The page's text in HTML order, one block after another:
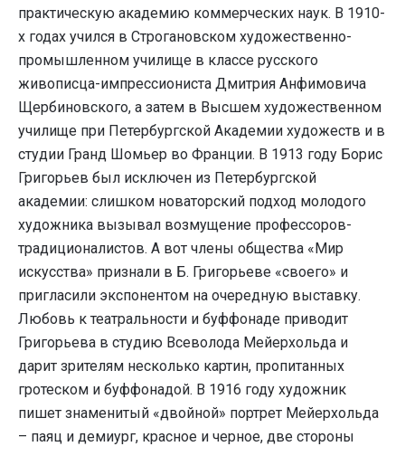
практическую академию коммерческих наук. В 1910-
х годах учился в Строгановском художественно-
промышленном училище в классе русского
живописца-импрессиониста Дмитрия Анфимовича
Щербиновского, а затем в Высшем художественном
училище при Петербургской Академии художеств и в
студии Гранд Шомьер во Франции. В 1913 году Борис
Григорьев был исключен из Петербургской
академии: слишком новаторский подход молодого
художника вызывал возмущение профессоров-
традиционалистов. А вот члены общества «Мир
искусства» признали в Б. Григорьеве «своего» и
пригласили экспонентом на очередную выставку.
Любовь к театральности и буффонаде приводит
Григорьева в студию Всеволода Мейерхольда и
дарит зрителям несколько картин, пропитанных
гротеском и буффонадой. В 1916 году художник
пишет знаменитый «двойной» портрет Мейерхольда
– паяц и демиург, красное и черное, две стороны